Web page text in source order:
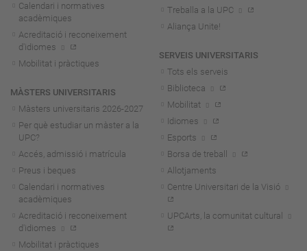
Calendari i normatives
acadèmiques
Acreditació i reconeixement
d'idiomes
Mobilitat i pràctiques
MÀSTERS UNIVERSITARIS
Màsters universitaris 2026-2027
Per què estudiar un màster a la
UPC?
Accés, admissió i matrícula
Preus i beques
Calendari i normatives
acadèmiques
Acreditació i reconeixement
d'idiomes
Mobilitat i pràctiques
Treballa a la UPC
Aliança Unite!
SERVEIS UNIVERSITARIS
Tots els serveis
Biblioteca
Mobilitat
Idiomes
Esports
Borsa de treball
Allotjaments
Centre Universitari de la Visió
UPCArts, la comunitat cultural